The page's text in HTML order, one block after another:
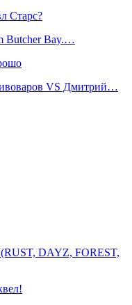
Старс?
Butcher Bay.…
VS Дмитрий…
DAYZ, FOREST,